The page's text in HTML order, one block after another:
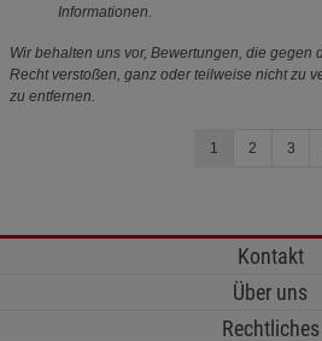
Informationen.
Wir behalten uns vor, Bewertungen, die
Recht verstoßen, ganz oder teilweise nicht zu
zu entfernen.
1 2 3
Kontakt
Über uns
Rechtliches